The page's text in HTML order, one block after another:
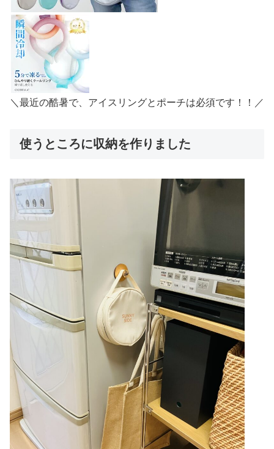
＼最近の酷暑で、アイスリングとポーチは必須です！！／
使うところに収納を作りました